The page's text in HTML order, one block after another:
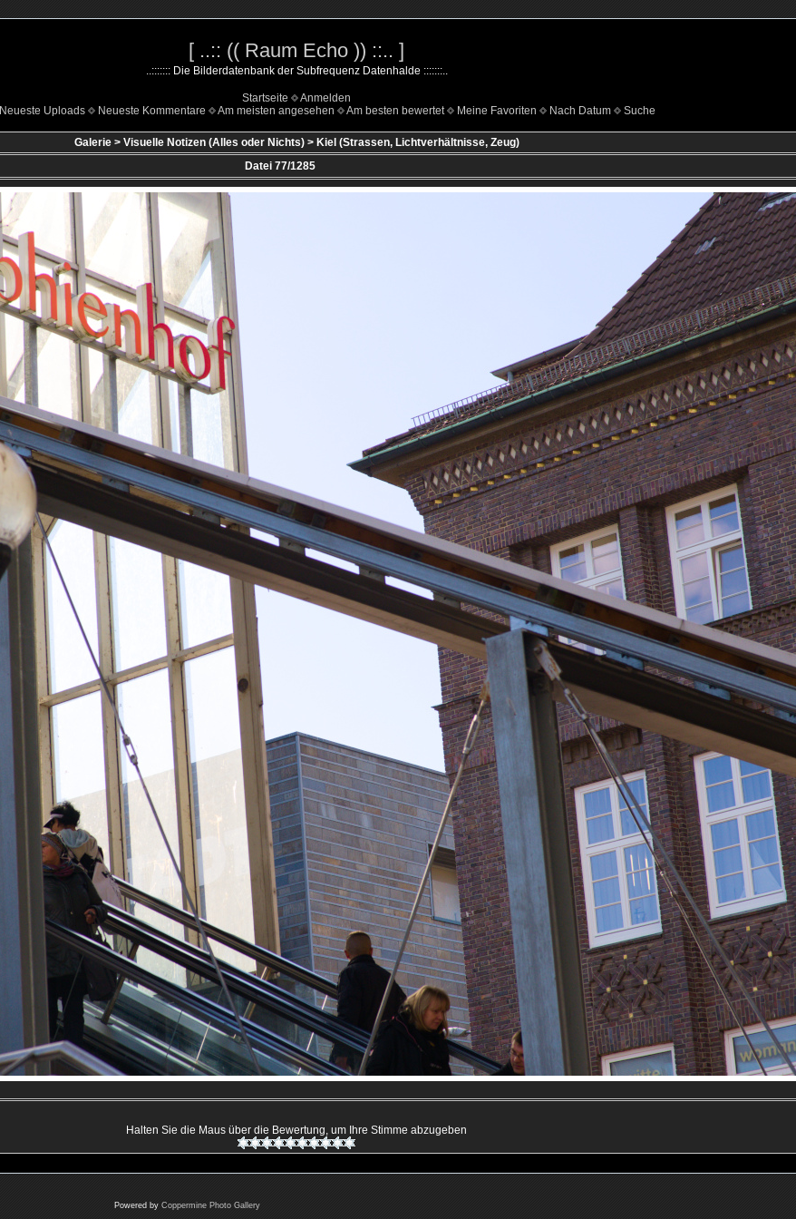
[ ..:: (( Raum Echo )) ::.. ]
..::::::: Die Bilderdatenbank der Subfrequenz Datenhalde :::::::..
Startseite
Anmelden
Neueste Uploads Neueste Kommentare Am meisten angesehen Am besten bewertet Meine Favoriten Nach Datum Suche
Galerie> Visuelle Notizen (Alles oder Nichts)> Kiel (Strassen, Lichtverhältnisse, Zeug)
Datei 77/1285
Halten Sie die Maus über die Bewertung, um Ihre Stimme abzugeben
Powered by Coppermine Photo Gallery